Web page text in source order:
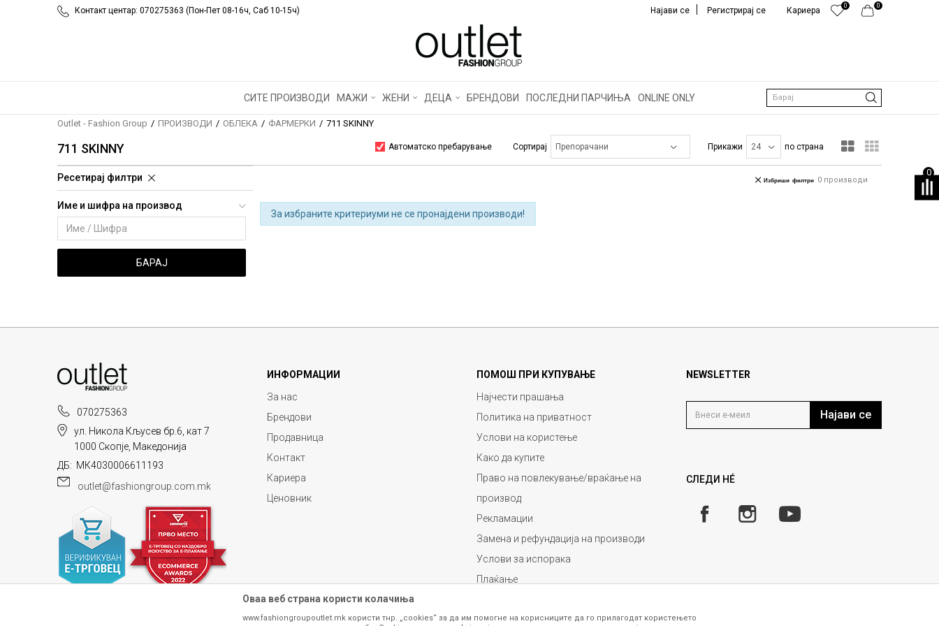
Контакт центар: 070275363 (Пон-Пет 08-16ч, Саб 10-15ч) 0
0
Кариера
Најави се Регистрирај се
СИТЕ ПРОИЗВОДИ МАЖИ ЖЕНИ ДЕЦА БРЕНДОВИ ПОСЛЕДНИ ПАРЧИЊА ONLINE ONLY Барај
0
Outlet - Fashion Group ПРОИЗВОДИ ОБЛЕКА ФАРМЕРКИ 711 SKINNY
711 SKINNY Автоматско пребарување Сортирај Прикажи по страна
Ресетирај филтри
Име и шифра на производ
БАРАЈ
0 производи
Избриши филтри
За избраните критериуми не се пронајдени производи!
070275363
ул. Никола Кљусев бр.6, кат 7
1000 Скопје, Македонија
ДБ: МК4030006611193
outlet@fashiongroup.com.mk
ИНФОРМАЦИИ
За нас
Брендови
Продавница
Контакт
Кариера
Ценовник
ПОМОШ ПРИ КУПУВАЊЕ
Најчести прашања
Политика на приватност
Услови на користење
Како да купите
Право на повлекување/враќање на
производ
Рекламации
Замена и рефундација на производи
Услови за испорака
Плаќање
NEWSLETTER
Најави се
СЛЕДИ НÉ
Оваа веб страна користи колачиња
www.fashiongroupoutlet.mk користи тнр. „cookies“ за да им помогне на корисниците да го прилагодат користењето